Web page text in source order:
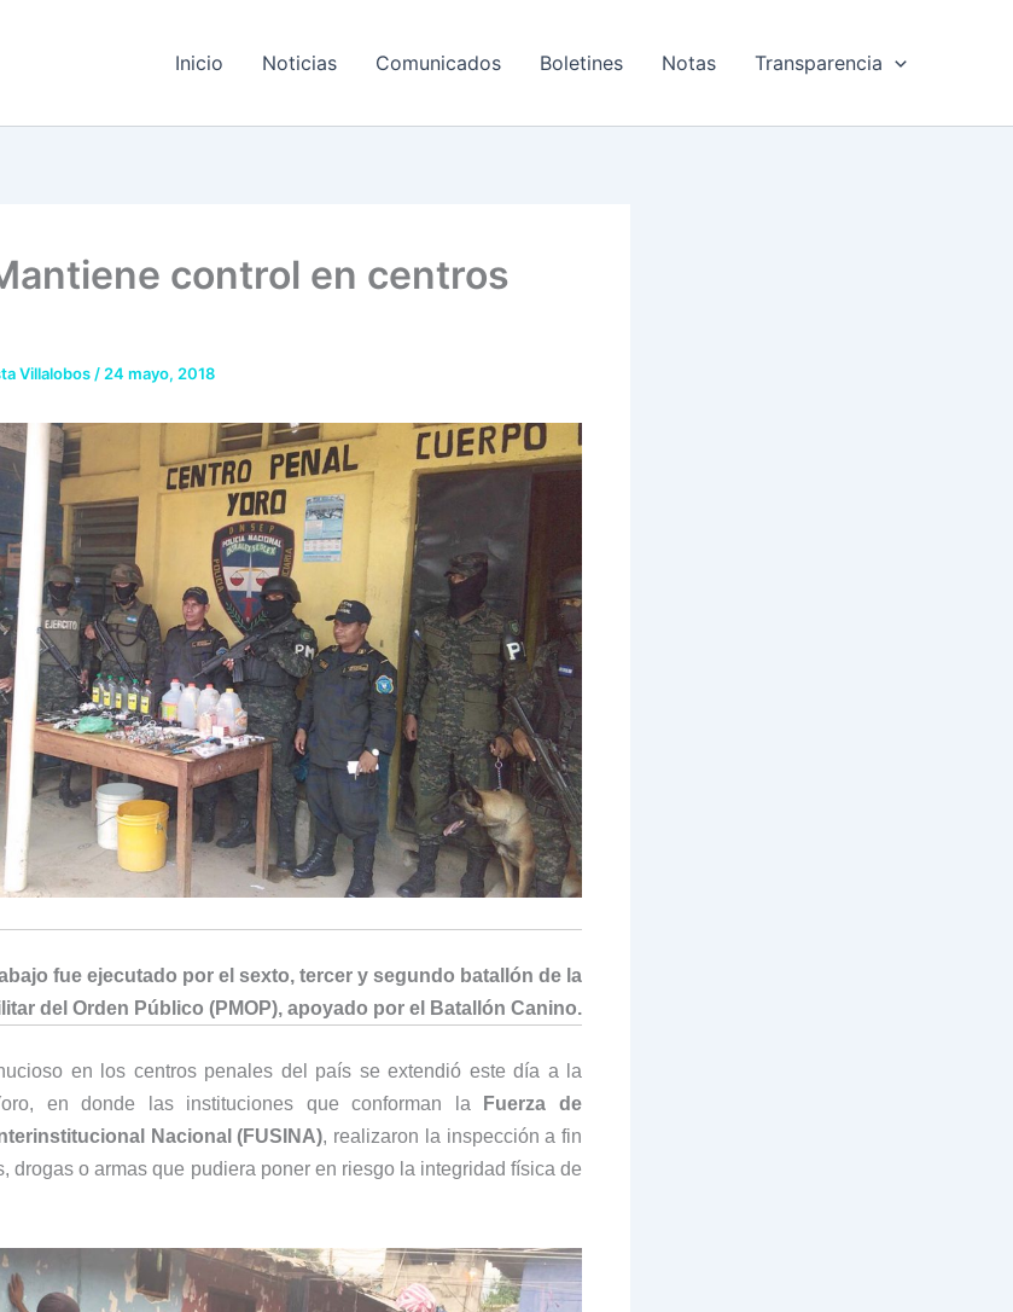
Inicio Noticias Comunicados Boletines Notas Transparencia
control en centros
Villalobos / 24 mayo, 2018
fue ejecutado por el sexto, tercer y segundo batallón de la
del Orden Público (PMOP), apoyado por el Batallón Canino.
en los centros penales del país se extendió este día a la
en donde las instituciones que conforman la
Fuerza de
Nacional (FUSINA), realizaron la inspección a fin
drogas o armas que pudiera poner en riesgo la integridad física de